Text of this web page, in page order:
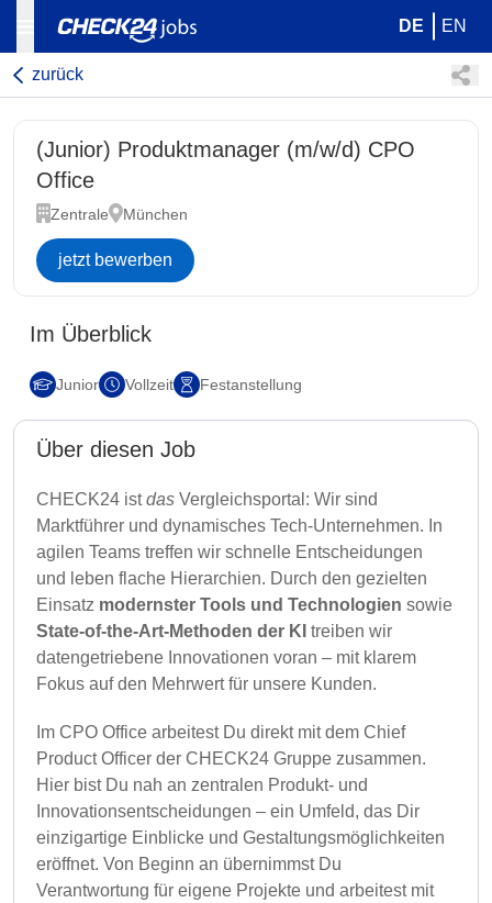
DE EN
zurück
(Junior) Produktmanager (m/w/d) CPO
Office
Zentrale München
jetzt bewerben
Im Überblick
Junior Vollzeit Festanstellung
Über diesen Job
CHECK24 istdas Vergleichsportal: Wir sind
Marktführer und dynamisches Tech‑Unternehmen. In
agilen Teams treffen wir schnelle Entscheidungen
und leben flache Hierarchien. Durch den gezielten
Einsatz modernster Tools und Technologien sowie
State-of-the-Art-Methoden der KI treiben wir
datengetriebene Innovationen voran – mit klarem
Fokus auf den Mehrwert für unsere Kunden.
Im CPO Office arbeitest Du direkt mit dem Chief
Product Officer der CHECK24 Gruppe zusammen.
Hier bist Du nah an zentralen Produkt- und
Innovationsentscheidungen – ein Umfeld, das Dir
einzigartige Einblicke und Gestaltungsmöglichkeiten
eröffnet. Von Beginn an übernimmst Du
Verantwortung für eigene Projekte und arbeitest mit